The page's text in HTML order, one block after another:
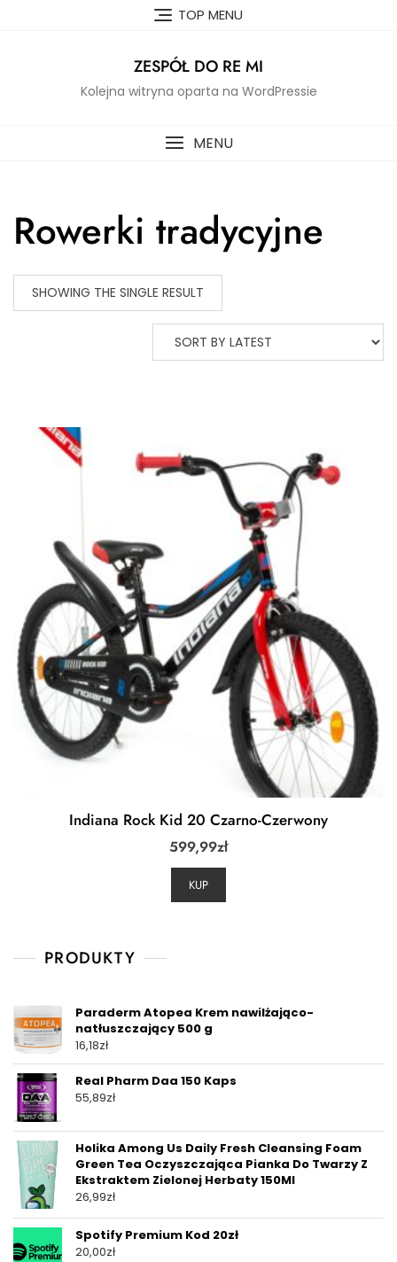
TOP MENU
ZESPÓŁ DO RE MI
Kolejna witryna oparta na WordPressie
MENU
Rowerki tradycyjne
SHOWING THE SINGLE RESULT
Indiana Rock Kid 20 Czarno-Czerwony
599,99zł
KUP
PRODUKTY
Paraderm Atopea Krem nawilżająco-
natłuszczający 500 g
16,18zł
Real Pharm Daa 150 Kaps
55,89zł
Holika Among Us Daily Fresh Cleansing Foam
Green Tea Oczyszczająca Pianka Do Twarzy Z
Ekstraktem Zielonej Herbaty 150Ml
26,99zł
Spotify Premium Kod 20zł
20,00zł